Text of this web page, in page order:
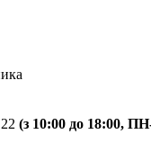
(з 10:00 до 18:00,